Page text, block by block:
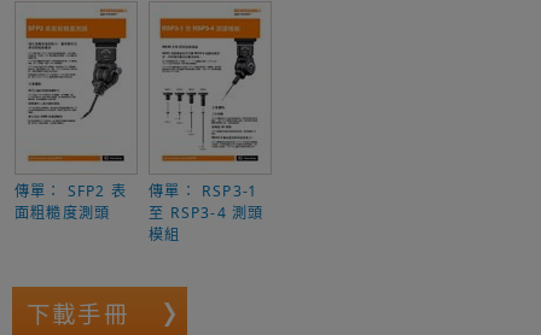
傳單： SFP2 表
面粗糙度測頭
傳單： RSP3-1
至 RSP3-4 測頭
模組
下載手冊